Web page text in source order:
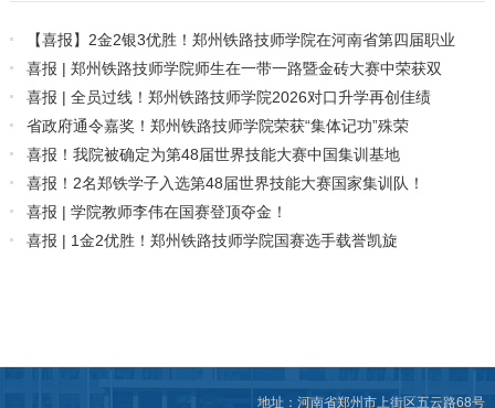
【喜报】2金2银3优胜！郑州铁路技师学院在河南省第四届职业
技能大赛中斩获佳绩
喜报 | 郑州铁路技师学院师生在一带一路暨金砖大赛中荣获双
奖！喜报 | 全员过线！郑州铁路技师学院2026对口升学再创佳绩
省政府通令嘉奖！郑州铁路技师学院荣获“集体记功”殊荣
喜报！我院被确定为第48届世界技能大赛中国集训基地
喜报！2名郑铁学子入选第48届世界技能大赛国家集训队！
喜报 | 学院教师李伟在国赛登顶夺金！
喜报 | 1金2优胜！郑州铁路技师学院国赛选手载誉凯旋
地址：河南省郑州市上街区五云路68号